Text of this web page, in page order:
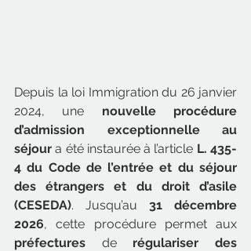
Depuis la loi Immigration du 26 janvier
2024, une nouvelle procédure
d’admission exceptionnelle au
séjour a été instaurée à l’article L. 435-
4 du Code de l’entrée et du séjour
des étrangers et du droit d’asile
(CESEDA). Jusqu’au 31 décembre
2026
préfectures de régulariser des